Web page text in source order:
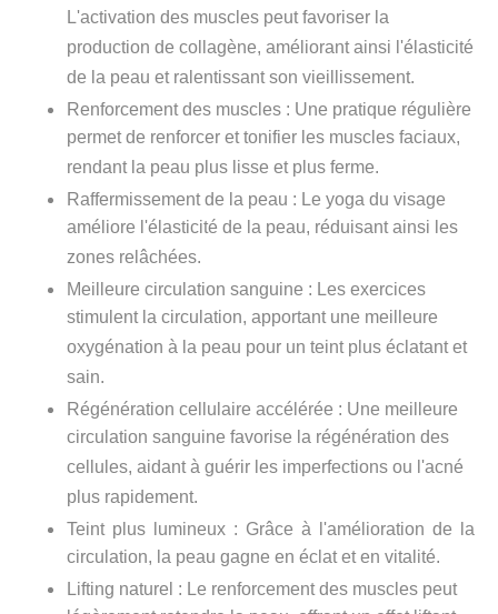
L'activation des muscles peut favoriser la
production de collagène, améliorant ainsi l'élasticité
de la peau et ralentissant son vieillissement.
Renforcement des muscles : Une pratique régulière
permet de renforcer et tonifier les muscles faciaux,
rendant la peau plus lisse et plus ferme.
Raffermissement de la peau : Le yoga du visage
améliore l'élasticité de la peau, réduisant ainsi les
zones relâchées.
Meilleure circulation sanguine : Les exercices
stimulent la circulation, apportant une meilleure
oxygénation à la peau pour un teint plus éclatant et
sain.
Régénération cellulaire accélérée : Une meilleure
circulation sanguine favorise la régénération des
cellules, aidant à guérir les imperfections ou l'acné
plus rapidement.
Teint plus lumineux : Grâce à l'amélioration de la
circulation, la peau gagne en éclat et en vitalité.
Lifting naturel : Le renforcement des muscles peut